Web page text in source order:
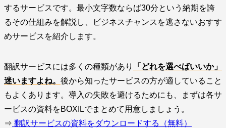
するサービスです。最小文字数ならば30分という納期を誇
るその仕組みを解説し、ビジネスチャンスを逃さないおすす
めサービスを紹介します。
翻訳サービスには多くの種類があり
「どれを選べばいいか」
迷いますよね。 後から知ったサービスの方が適していること
もよくあります。導入の失敗を避けるためにも、まずは各サ
ービスの資料をBOXILでまとめて用意しましょう。
⇒ 翻訳サービスの資料をダウンロードする（無料）